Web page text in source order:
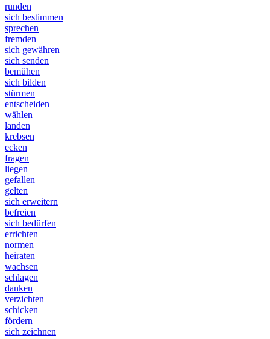
runden
sich bestimmen
sprechen
fremden
sich gewähren
sich senden
bemühen
sich bilden
stürmen
entscheiden
wählen
landen
krebsen
ecken
fragen
liegen
gefallen
gelten
sich erweitern
befreien
sich bedürfen
errichten
normen
heiraten
wachsen
schlagen
danken
verzichten
schicken
fördern
sich zeichnen